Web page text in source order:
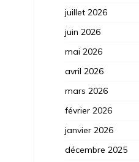
juillet 2026
juin 2026
mai 2026
avril 2026
mars 2026
février 2026
janvier 2026
décembre 2025